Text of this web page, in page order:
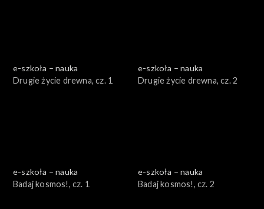
e-szkoła – nauka
Drugie życie drewna, cz. 1
e-szkoła – nauka
Drugie życie drewna, cz. 2
e-szkoła – nauka
Badaj kosmos!, cz. 1
e-szkoła – nauka
Badaj kosmos!, cz. 2